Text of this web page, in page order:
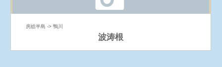
房総半島 -> 鴨川
波涛根